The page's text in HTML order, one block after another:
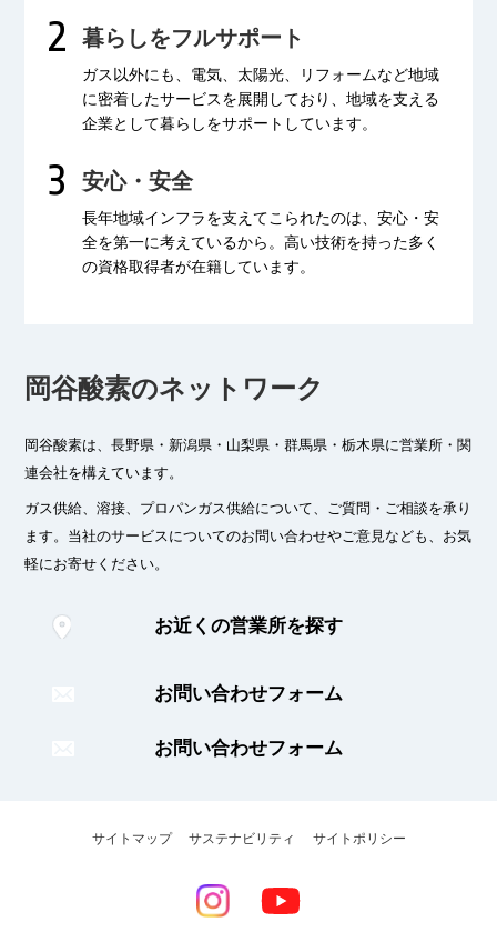
暮らしをフルサポート
ガス以外にも、電気、太陽光、リフォームなど地域
に密着したサービスを展開しており、地域を支える
企業として暮らしをサポートしています。
安心・安全
長年地域インフラを支えてこられたのは、安心・安
全を第一に考えているから。高い技術を持った多く
の資格取得者が在籍しています。
岡谷酸素のネットワーク
岡谷酸素は、長野県・新潟県・山梨県・群馬県・栃木県に営業所・関
連会社を構えています。
ガス供給、溶接、プロパンガス供給について、ご質問・ご相談を承り
ます。 当社のサービスについてのお問い合わせやご意見なども、お気
軽にお寄せください。
お近くの営業所を探す
お問い合わせフォーム
お問い合わせフォーム
サイトマップ サステナビリティ サイトポリシー